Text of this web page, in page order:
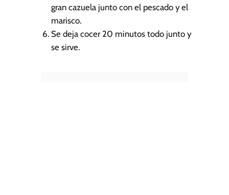
gran cazuela junto con el pescado y el
marisco.
Se deja cocer 20 minutos todo junto y
se sirve.